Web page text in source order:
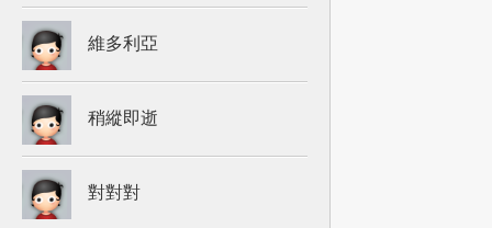
維多利亞
稍縱即逝
對對對